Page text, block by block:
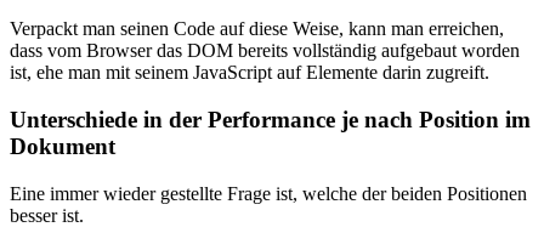
Verpackt man seinen Code auf diese Weise, kann man erreichen,
dass vom Browser das DOM bereits vollständig aufgebaut worden
ist, ehe man mit seinem JavaScript auf Elemente darin zugreift.
Unterschiede in der Performance je nach Position im
Dokument
Eine immer wieder gestellte Frage ist, welche der beiden Positionen
besser ist.